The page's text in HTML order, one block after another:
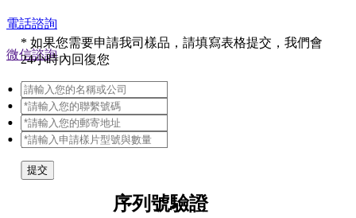
電話諮詢
微信諮詢
* 如果您需要申請我司樣品，請填寫表格提交，我們會
24小時內回復您
提交
序列號驗證